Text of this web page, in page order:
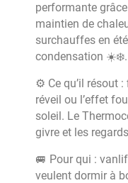
performante
maintien de
surchauffes en
condensation ☀️❄️.
⚙️ Ce qu’il résout
réveil ou l’effet
soleil. Le
givre et les
🚐 Pour qui :
veulent dormir à